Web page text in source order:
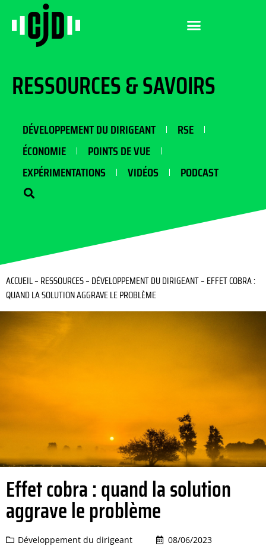
RESSOURCES & SAVOIRS
DÉVELOPPEMENT DU DIRIGEANT
RSE
ÉCONOMIE
POINTS DE VUE
EXPÉRIMENTATIONS
VIDÉOS PODCAST
ACCUEIL– RESSOURCES– DÉVELOPPEMENT DU DIRIGEANT– EFFET COBRA :
QUAND LA SOLUTION AGGRAVE LE PROBLÈME
Effet cobra : quand la solution
aggrave le problème
Développement du dirigeant
08/06/2023